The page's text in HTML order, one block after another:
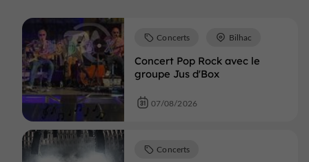
Concert Pop Rock avec le
groupe Jus d'Box
Concerts Bilhac
07/08/2026
Concerts